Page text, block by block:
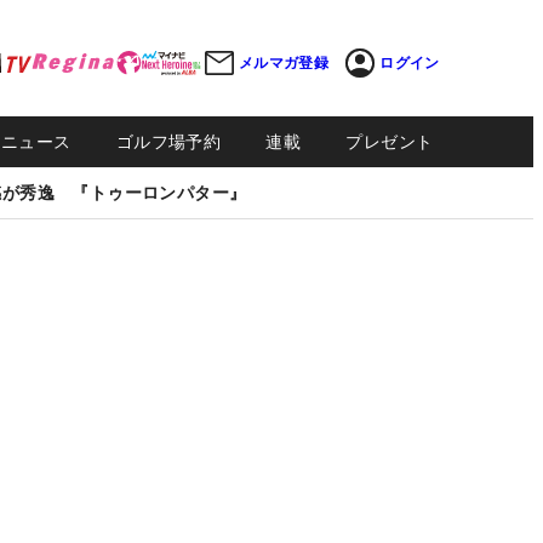
メルマガ登録 ログイン
ュース ゴルフ場予約 連載 プレゼント
秀逸 『トゥーロンパター』